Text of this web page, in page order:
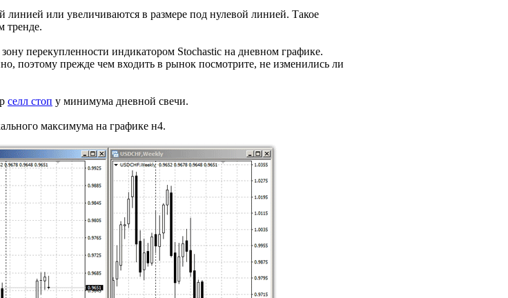
или увеличиваются в размере под нулевой линией. Такое
тренде.
перекупленности индикатором Stochastic на дневном графике.
поэтому прежде чем входить в рынок посмотрите, не изменились ли
селл стоп у минимума дневной свечи.
максимума на графике н4.